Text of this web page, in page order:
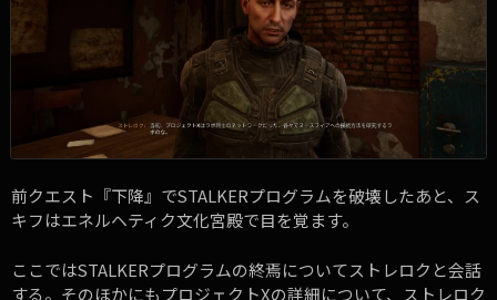
前クエスト『下降』でSTALKERプログラムを破壊したあと、ス
キフはエネルヘティク文化宮殿で目を覚ます。
ここではSTALKERプログラムの終焉についてストレロクと会話
する。そのほかにもプロジェクトXの詳細について、ストレロク